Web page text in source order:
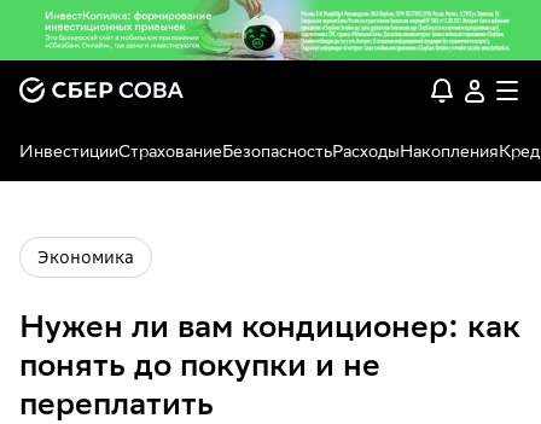
ИнвестицииСтрахованиеБезопасностьРасходыНакопления
Экономика
Нужен ли вам кондиционер: как
понять до покупки и не
переплатить